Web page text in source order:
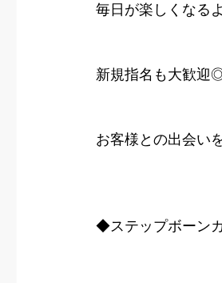
毎日が楽しくなる
新規指名も大歓迎
お客様との出会い
◆ステップボーン